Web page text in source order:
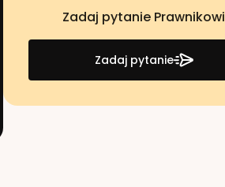
Zadaj pytanie Prawnikowi
Zadaj pytanie